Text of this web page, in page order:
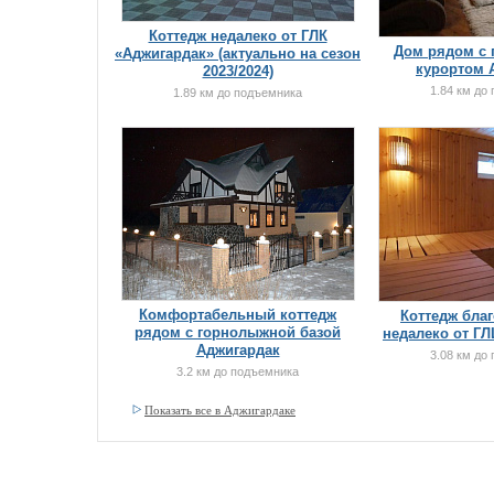
Коттедж недалеко от ГЛК
«Аджигардак» (актуально на сезон
2023/2024)
1.89 км до подъемника
Дом рядом с
курортом
1.84 км до
Комфортабельный коттедж
рядом с горнолыжной базой
Аджигардак
3.2 км до подъемника
Коттедж
недалеко от
3.08 км до
Показать все в Аджигардаке